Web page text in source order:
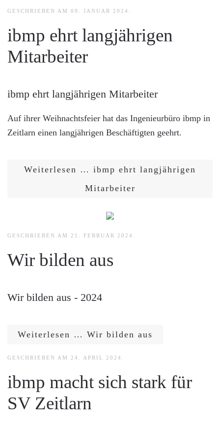
GESCHRIEBEN AM 09. JANUAR 2024
ibmp ehrt langjährigen
Mitarbeiter
ibmp ehrt langjährigen Mitarbeiter
Auf ihrer Weihnachtsfeier hat das Ingenieurbüro ibmp in
Zeitlarn einen langjährigen Beschäftigten geehrt.
Weiterlesen … ibmp ehrt langjährigen
Mitarbeiter
GESCHRIEBEN AM 21. FEBRUAR 2024
Wir bilden aus
Wir bilden aus - 2024
Weiterlesen … Wir bilden aus
GESCHRIEBEN AM 24. APRIL 2024
ibmp macht sich stark für
SV Zeitlarn